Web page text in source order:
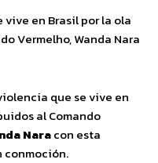
vive en Brasil por la ola
Vermelho, Wanda Nara
que se vive en
al Comando
Naracon esta
conmoción.